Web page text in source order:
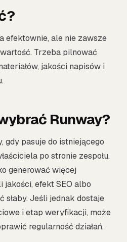
efektownie, ale nie zawsze
Trzeba pilnować
jakości napisów i
Runway?
gdy pasuje do istniejącego
po stronie zespołu.
generować więcej
jakości, efekt SEO albo
słaby. Jeśli jednak dostaje
i etap weryfikacji, może
regularność działań.